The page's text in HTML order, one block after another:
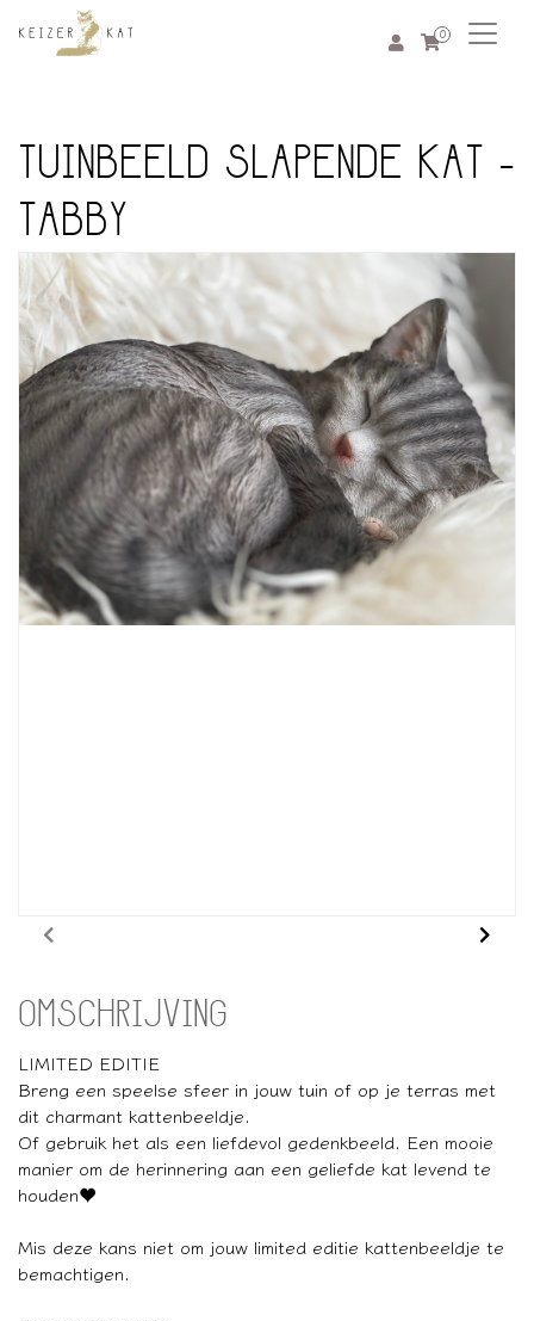
0
TUINBEELD SLAPENDE KAT -
TABBY
OMSCHRIJVING
LIMITED EDITIE
Breng een speelse sfeer in jouw tuin of op je terras met
dit charmant kattenbeeldje.
Of gebruik het als een liefdevol gedenkbeeld. Een mooie
manier om de herinnering aan een geliefde kat levend te
houden♥️
Mis deze kans niet om jouw limited editie kattenbeeldje te
bemachtigen.